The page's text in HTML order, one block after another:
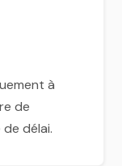
à
de
délai.